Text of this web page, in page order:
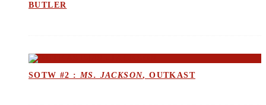
BUTLER
SOTW #2 : MS. JACKSON, OUTKAST